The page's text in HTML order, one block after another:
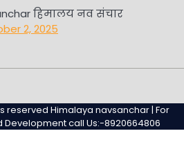
हिमालय नव संचार
2, 2025
(no
title)
Policy
Page
Page
reserved Himalaya navsanchar | For
Development call Us:-8920664806